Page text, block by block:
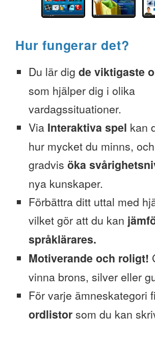
Hur fungerar det?
Du lär dig de viktigaste
som hjälper dig i olika
vardagssituationer.
Via Interaktiva spel kan
hur mycket du minns, och
gradvis öka
nya kunskaper.
Förbättra ditt uttal med
vilket gör att du kan
språklärares.
Motiverande och roligt!
vinna brons, silver eller
För varje ämneskategori
ordlistor som du kan